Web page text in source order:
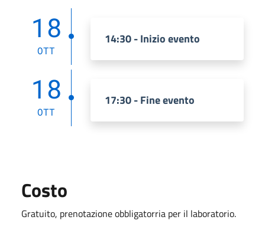
18
OTT
14:30 - Inizio evento
18
OTT
17:30 - Fine evento
Costo
Gratuito, prenotazione obbligatorria per il laboratorio.